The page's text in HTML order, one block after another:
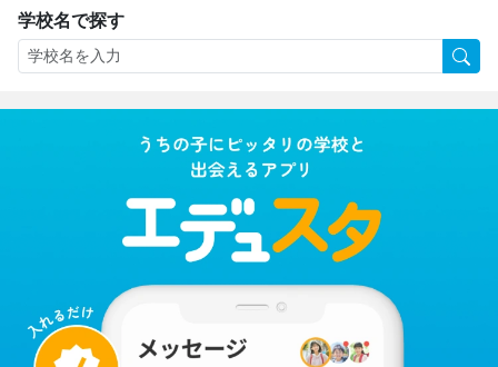
学校名で探す